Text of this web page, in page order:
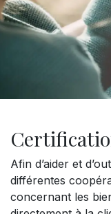
Afin d’aider et
différentes
concernant les